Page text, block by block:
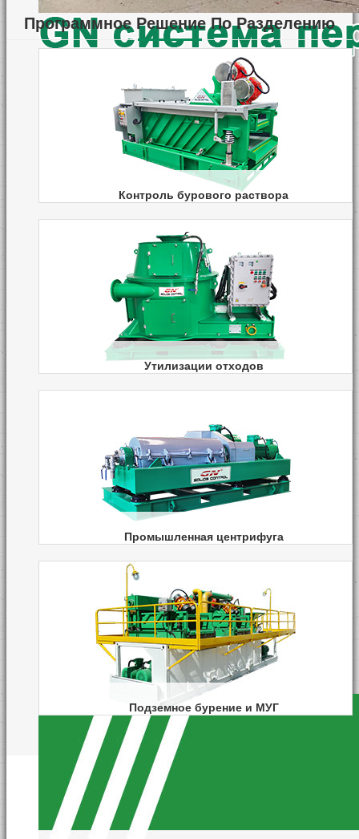
Программное Решение По Разделению
Контроль бурового раствора
Нефтегазовое бурение
Подземное бурение
Метан угольных пластов
Утилизации отходов
Утилизации буровых отходов
Промышленная центрифуга
Декантерная центрифуга
Трехфазная центрифуга
Вертикальная центрифуга осушения
Подземное бурение и МУГ
Тоннелепроходческое бурение
Разделение раствора в Тоннели
Сваебойное бурение